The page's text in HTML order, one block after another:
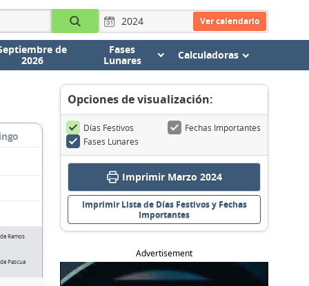
Ver calendario
de
2026
Fases
Lunares
Calculadoras
Ramos
Pascua
Opciones de visualización:
Días Festivos
Fechas Importantes
Fases Lunares
Imprimir Marzo 2024
Imprimir Lista de Días Festivos y Fechas
Importantes
Advertisement